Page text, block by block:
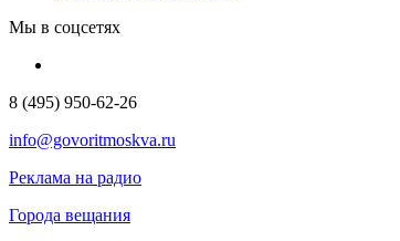
Мы в соцсетях
8 (495) 950-62-26
info@govoritmoskva.ru
Реклама на радио
Города вещания